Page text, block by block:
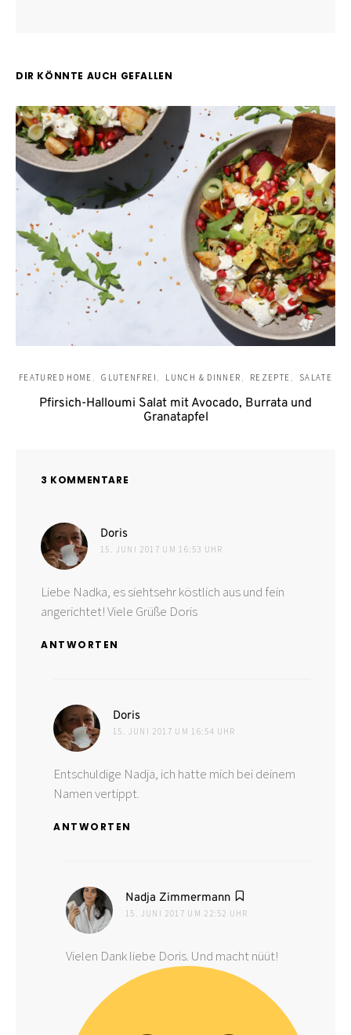
DIR KÖNNTE AUCH GEFALLEN
FEATURED HOME GLUTENFREI LUNCH & DINNER REZEPTE SALATE
Pfirsich-Halloumi Salat mit Avocado, Burrata und
Granatapfel
3 KOMMENTARE
Doris
15. JUNI 2017 UM 16:53 UHR
Liebe Nadka, es siehtsehr köstlich aus und fein
angerichtet! Viele Grüße Doris
ANTWORTEN
Doris
15. JUNI 2017 UM 16:54 UHR
Entschuldige Nadja, ich hatte mich bei deinem
Namen vertippt.
ANTWORTEN
Nadja Zimmermann
15. JUNI 2017 UM 22:52 UHR
Vielen Dank liebe Doris. Und macht nüüt!